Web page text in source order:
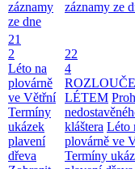
záznamy
ze dne
záznamy ze
21
2
Léto na
plovárně
ve Větřní
Termíny
ukázek
plavení
dřeva
22
4
LÉTEM
kláštera Léto
plovárně ve
Termíny